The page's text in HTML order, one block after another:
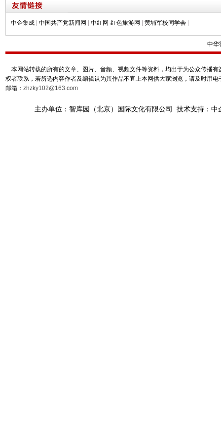
中企集成 | 中国共产党新闻网 | 中红网-红色旅游网 | 黄埔军校同学会 |
中华
本网站转载的所有的文章、图片、音频、视频文件等资料，均出于为公众传播
权者联系，若所选内容作者及编辑认为其作品不宜上本网供大家浏览，请及时用
邮箱： zhzky102@163.com
主办单位：智库园（北京）国际文化有限公司 技术支持：